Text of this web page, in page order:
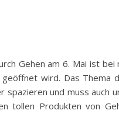
Gehen am 6. Mai ist
wird. Das Thema
und muss auch
tollen Produkten von